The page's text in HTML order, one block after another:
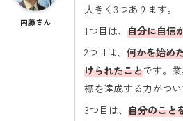
内藤さん
大きく3つあります。
1つ目は、 自分に自信
2つ目は、 何かを始め
けられたことです。
標を達成する力がつい
3つ目は、 自分のこと